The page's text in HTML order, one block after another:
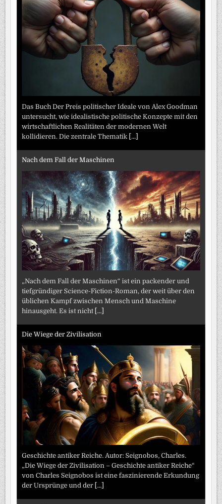
Das Buch Der Preis politischer Ideale von Alex Goodman
untersucht, wie idealistische politische Konzepte mit den
wirtschaftlichen Realitäten der modernen Welt
kollidieren. Die zentrale Thematik [...]
Nach dem Fall der Maschinen
„Nach dem Fall der Maschinen“ ist ein packender und
tiefgründiger Science-Fiction-Roman, der weit über den
üblichen Kampf zwischen Mensch und Maschine
hinausgeht. Es ist nicht [...]
Die Wiege der Zivilisation
Geschichte antiker Reiche. Autor: Seignobos, Charles.
„Die Wiege der Zivilisation – Geschichte antiker Reiche“
von Charles Seignobos ist eine faszinierende Erkundung
der Ursprünge und der [...]